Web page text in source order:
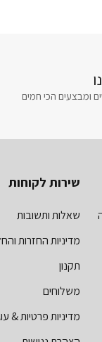
ומבצעים הכי חמים
שירות לקוחות
שאלות ותשובות
מדיניות החזרות
תקנון
משלוחים
מדיניות פרטיות &